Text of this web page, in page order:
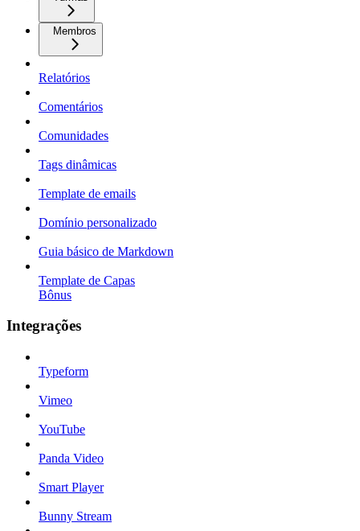
Membros
Relatórios
Comentários
Comunidades
Tags dinâmicas
Template de emails
Domínio personalizado
Guia básico de Markdown
Template de Capas
Bônus
Integrações
Typeform
Vimeo
YouTube
Panda Video
Smart Player
Bunny Stream